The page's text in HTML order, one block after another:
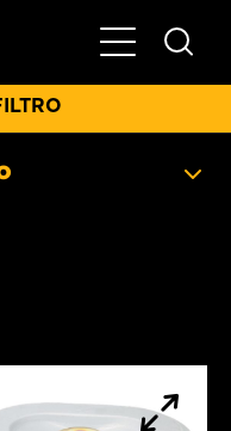
Menú